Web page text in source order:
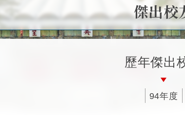
傑出校
歷年傑出
94年度